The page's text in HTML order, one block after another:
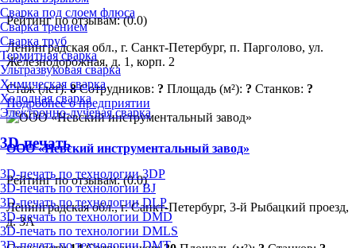
Сварка под слоем флюса
Сварка трением
Сварка труб
Термитная сварка
Ультразвуковая сварка
Химическая сварка
Холодная сварка
Электронно-лучевая сварка
3D-печать
3D-печать по технологии 3DP
3D-печать по технологии BJ
3D-печать по технологии DLP
3D-печать по технологии DMD
3D-печать по технологии DMLS
3D-печать по технологии DMT
Рейтинг по отзывам:(0.0)
Ленинградская обл., г. Санкт-Петербург, п. Парголово, ул.
Железнодорожная, д. 1, корп. 2
Стаж (лет):8 Сотрудников: ? Площадь (м²): ? Станков: ?
Подробнее о предприятии
ООО «Невский инструментальный завод»
Рейтинг по отзывам:(0.0)
Ленинградская обл., г. Санкт-Петербург, 3-й Рыбацкий проезд,
д. 3А